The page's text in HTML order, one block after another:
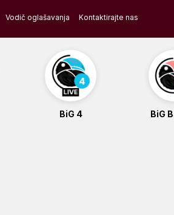
Vodič oglašavanja Kontaktirajte nas
BiG 4 BiG